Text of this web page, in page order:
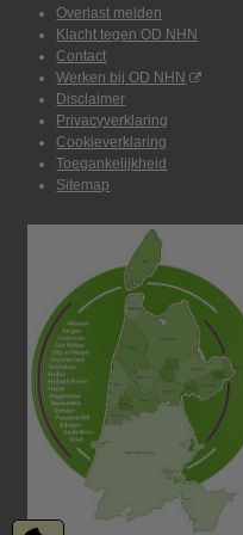
Overlast melden
Klacht tegen OD NHN
Contact
Werken bij OD NHN
Disclaimer
Privacyverklaring
Cookieverklaring
Toegankelijkheid
Sitemap